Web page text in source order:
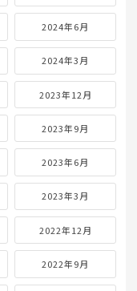
2024年6月
2024年3月
2023年12月
2023年9月
2023年6月
2023年3月
2022年12月
2022年9月